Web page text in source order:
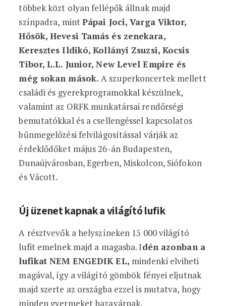
többek közt olyan fellépők állnak majd
színpadra, mintPápai Joci, Varga Viktor,
Hősök, Hevesi Tamás és zenekara,
Keresztes Ildikó, Kollányi Zsuzsi, Kocsis
Tibor, L.L. Junior, New Level Empire és
még sokan mások. A szuperkoncertek mellett
családi és gyerekprogramokkal készülnek,
valamint az ORFK munkatársai rendőrségi
bemutatókkal és a csellengéssel kapcsolatos
bűnmegelőzési felvilágosítással várják az
érdeklődőket május 26-án Budapesten,
Dunaújvárosban, Egerben, Miskolcon, Siófokon
és Vácott.
Új üzenet kapnak a világító lufik
A résztvevők a helyszíneken 15 000 világító
lufit emelnek majd a magasba. Idén azonban a
lufikat NEM ENGEDIK EL, mindenki elviheti
magával, így a világító gömbök fényei eljutnak
majd szerte az országba ezzel is mutatva, hogy
minden gyermeket hazavárnak.